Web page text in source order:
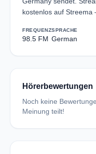
kostenlos auf Streema
FREQUENZ
98.5 FM
SPRACHE
German
Hörerbewertungen
Noch keine
Meinung teilt!